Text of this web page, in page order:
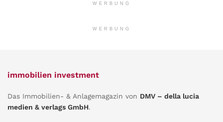
WERBUNG
WERBUNG
immobilien investment
Das Immobilien- & Anlagemagazin von DMV – della lucia
medien & verlags GmbH.